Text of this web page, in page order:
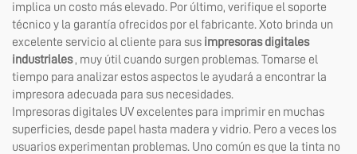
implica un costo más elevado. Por último, verifique el soporte
técnico y la garantía ofrecidos por el fabricante. Xoto brinda un
excelente servicio al cliente para sus impresoras digitales
industriales, muy útil cuando surgen problemas. Tomarse el
tiempo para analizar estos aspectos le ayudará a encontrar la
impresora adecuada para sus necesidades.
Impresoras digitales UV excelentes para imprimir en muchas
superficies, desde papel hasta madera y vidrio. Pero a veces los
usuarios experimentan problemas. Uno común es que la tinta no